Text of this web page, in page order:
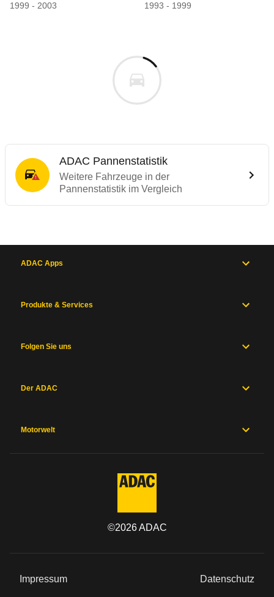
1999 - 2003 1993 - 1999
ADAC Pannenstatistik
Weitere Fahrzeuge in der
Pannenstatistik im Vergleich
ADAC Apps
Produkte & Services
Folgen Sie uns
Der ADAC
Motorwelt
©2026ADAC
Impressum Datenschutz